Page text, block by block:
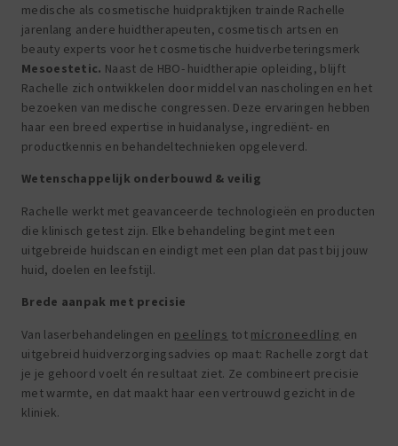
medische als cosmetische huidpraktijken trainde Rachelle
jarenlang andere huidtherapeuten, cosmetisch artsen en
beauty experts voor het cosmetische huidverbeteringsmerk
Mesoestetic. Naast de HBO- huidtherapie opleiding, blijft
Rachelle zich ontwikkelen door middel van nascholingen en het
bezoeken van medische congressen. Deze ervaringen hebben
haar een breed expertise in huidanalyse, ingrediënt- en
productkennis en behandeltechnieken opgeleverd.
Wetenschappelijk onderbouwd & veilig
Rachelle werkt met geavanceerde technologieën en producten
die klinisch getest zijn. Elke behandeling begint met een
uitgebreide huidscan en eindigt met een plan dat past bij jouw
huid, doelen en leefstijl.
Brede aanpak met precisie
Van laserbehandelingen en peelings tot microneedling en
uitgebreid huidverzorgingsadvies op maat: Rachelle zorgt dat
je je gehoord voelt én resultaat ziet. Ze combineert precisie
met warmte, en dat maakt haar een vertrouwd gezicht in de
kliniek.